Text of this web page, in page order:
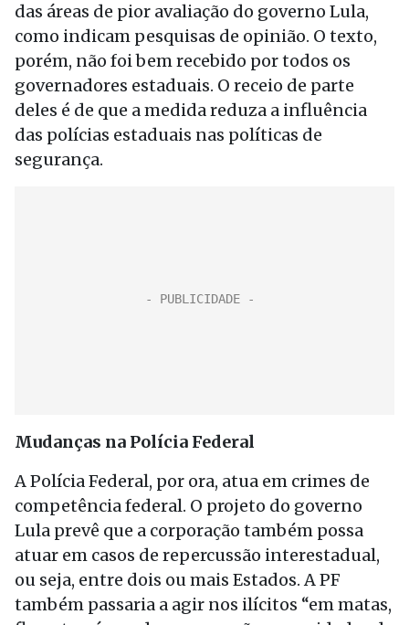
das áreas de pior avaliação do governo Lula,
como indicam pesquisas de opinião. O texto,
porém, não foi bem recebido por todos os
governadores estaduais. O receio de parte
deles é de que a medida reduza a influência
das polícias estaduais nas políticas de
segurança.
Mudanças na Polícia Federal
A Polícia Federal, por ora, atua em crimes de
competência federal. O projeto do governo
Lula prevê que a corporação também possa
atuar em casos de repercussão interestadual,
ou seja, entre dois ou mais Estados. A PF
também passaria a agir nos ilícitos “em matas,